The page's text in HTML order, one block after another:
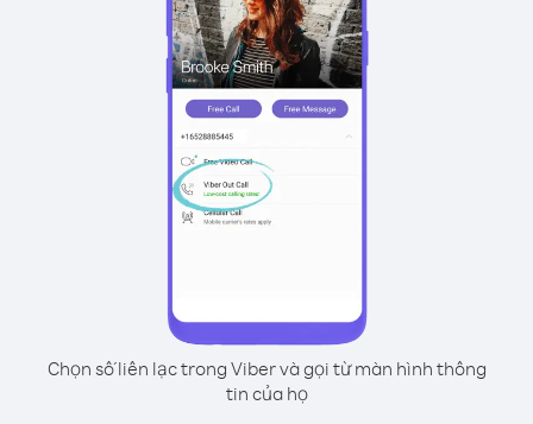
Chọn số liên lạc trong Viber và gọi từ màn hình thông
tin của họ